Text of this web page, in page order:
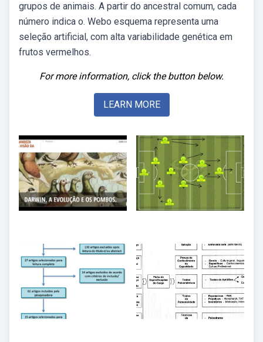
grupos de animais. A partir do ancestral comum, cada
número indica o. Webo esquema representa uma
seleção artificial, com alta variabilidade genética em
frutos vermelhos.
For more information, click the button below.
LEARN MORE